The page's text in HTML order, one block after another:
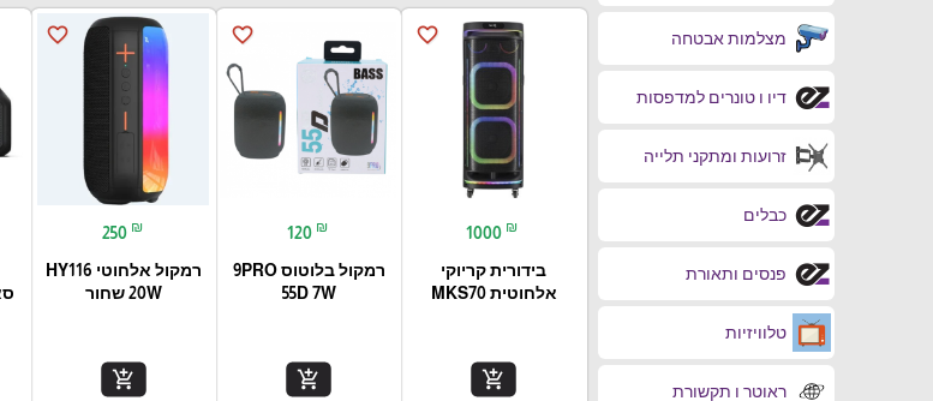
מצלמות אבטחה
דיו ו טונרים למדפסות
זרועות ומתקני תלייה
כבלים
פנסים ותאורת
טלוויזיות
ראוטר ו תקשורת
favorite_border
1000 ₪
בידורית קריוקי
אלחוטית MKS70
add_shopping_cart
favorite_border
120 ₪
רמקול בלוטוס 9PRO
55D 7W
add_shopping_cart
favorite_border
250 ₪
רמקול אלחוטי HY116
20W שחור
add_shopping_cart